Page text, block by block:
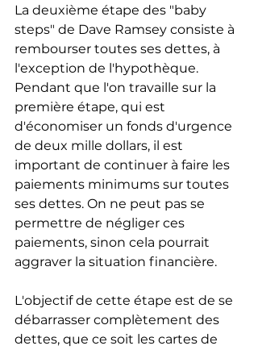
La deuxième étape des "baby
steps" de Dave Ramsey consiste à
rembourser toutes ses dettes, à
l'exception de l'hypothèque.
Pendant que l'on travaille sur la
première étape, qui est
d'économiser un fonds d'urgence
de deux mille dollars, il est
important de continuer à faire les
paiements minimums sur toutes
ses dettes. On ne peut pas se
permettre de négliger ces
paiements, sinon cela pourrait
aggraver la situation financière.
L'objectif de cette étape est de se
débarrasser complètement des
dettes, que ce soit les cartes de